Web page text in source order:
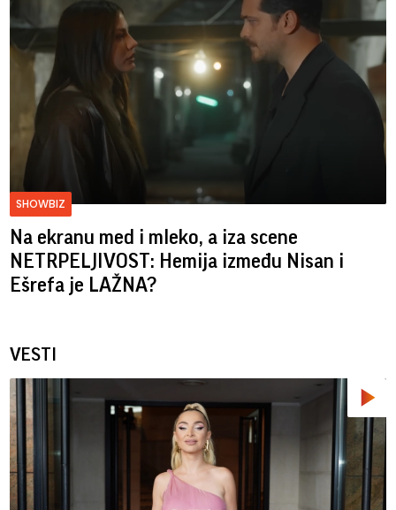
SHOWBIZ
Na ekranu med i mleko, a iza scene
NETRPELJIVOST: Hemija između Nisan i
Ešrefa je LAŽNA?
VESTI